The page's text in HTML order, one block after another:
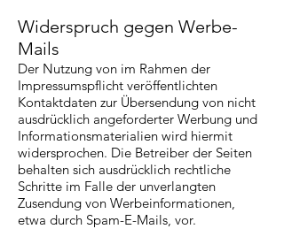
Widerspruch gegen Werbe-
Mails
Der Nutzung von im Rahmen der
Impressumspflicht veröffentlichten
Kontaktdaten zur Übersendung von nicht
ausdrücklich angeforderter Werbung und
Informationsmaterialien wird hiermit
widersprochen. Die Betreiber der Seiten
behalten sich ausdrücklich rechtliche
Schritte im Falle der unverlangten
Zusendung von Werbeinformationen,
etwa durch Spam-E-Mails, vor.